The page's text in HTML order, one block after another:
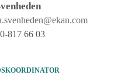
817 66 03